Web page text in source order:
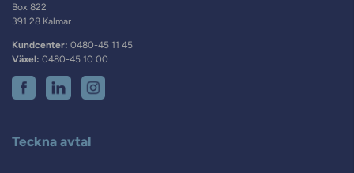
Box 822
391 28 Kalmar
Kundcenter: 0480-45 11 45
Växel: 0480-45 10 00
Teckna avtal